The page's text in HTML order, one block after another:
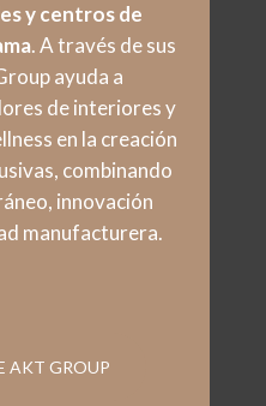
y centros de
. A través de sus
ayuda a
de interiores y
en la creación
combinando
innovación
manufacturera.
AKT GROUP